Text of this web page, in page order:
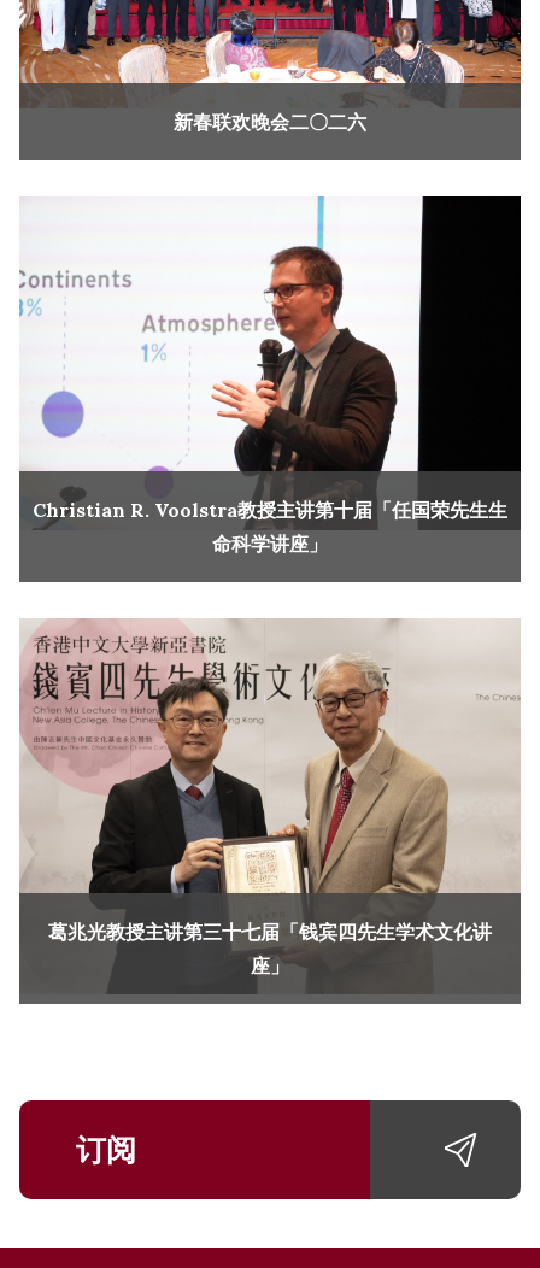
新春联欢晚会二〇二六
Christian R. Voolstra教授主讲第十届「任国荣先生生
命科学讲座」
葛兆光教授主讲第三十七届「钱宾四先生学术文化讲
座」
订阅